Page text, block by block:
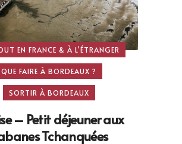
EN FRANCE & À L'ÉTRANGER
QUE FAIRE À BORDEAUX ?
SORTIR À BORDEAUX
– Petit déjeuner aux
Tchanquées